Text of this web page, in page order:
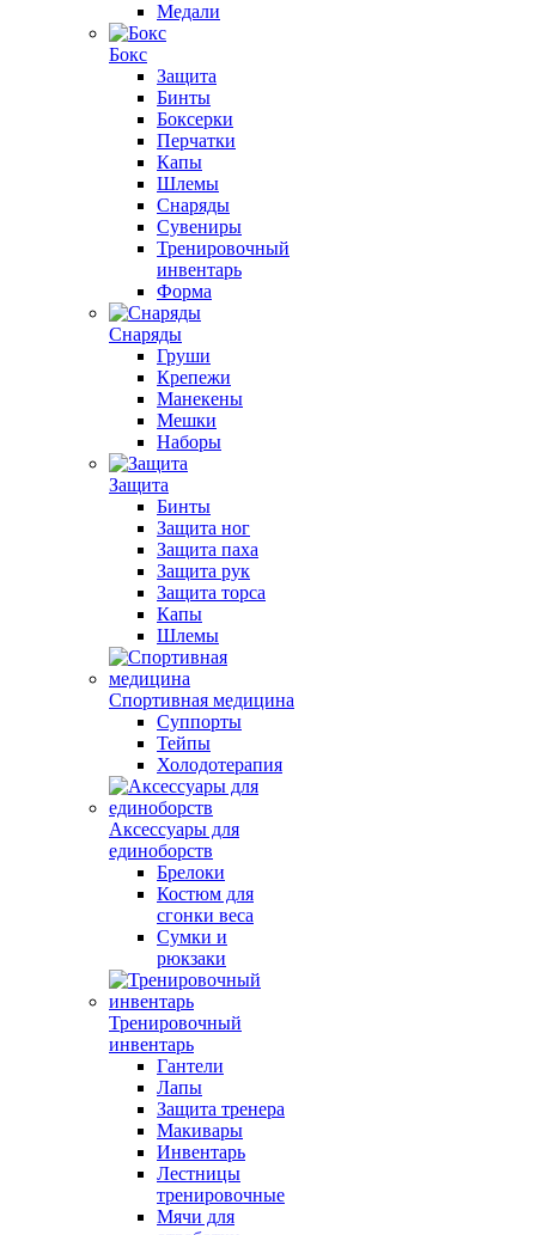
Медали
Бокс
Защита
Бинты
Боксерки
Перчатки
Капы
Шлемы
Снаряды
Сувениры
Тренировочный
инвентарь
Форма
Снаряды
Груши
Крепежи
Манекены
Мешки
Наборы
Защита
Бинты
Защита ног
Защита паха
Защита рук
Защита торса
Капы
Шлемы
Спортивная медицина
Суппорты
Тейпы
Холодотерапия
Аксессуары для
единоборств
Брелоки
Костюм для
сгонки веса
Сумки и
рюкзаки
Тренировочный
инвентарь
Гантели
Лапы
Защита тренера
Макивары
Инвентарь
Лестницы
тренировочные
Мячи для